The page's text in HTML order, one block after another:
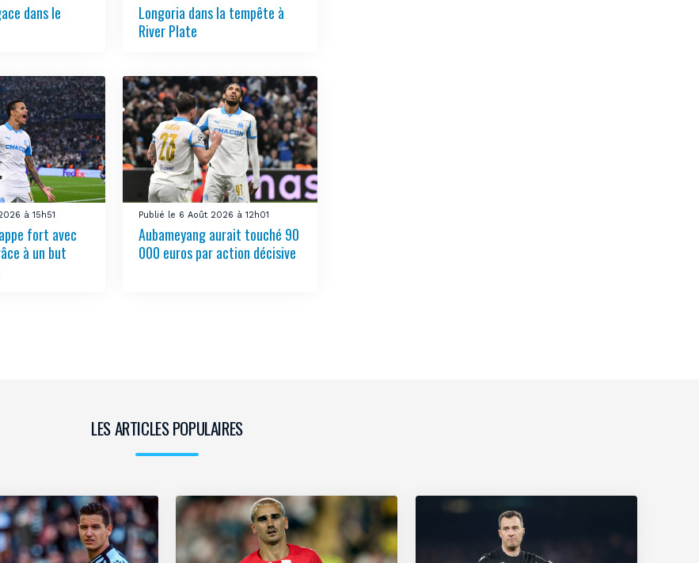
dans le
Longoria dans la tempête à
River Plate
à 15h51
fort avec
à un but
Publié le 6 Août 2026 à 12h01
Aubameyang aurait touché 90
000 euros par action décisive
LES ARTICLES POPULAIRES